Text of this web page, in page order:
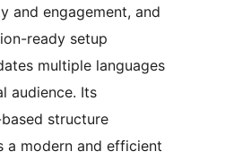
and engagement, and
ready setup
multiple languages
audience. Its
structure
a modern and efficient